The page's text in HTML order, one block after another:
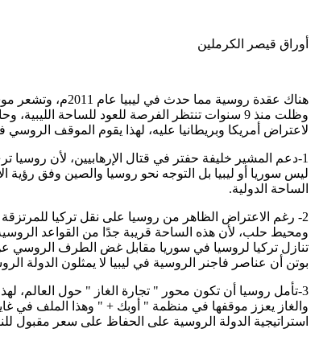
أوراق قيصر الكرملين
هناك عقدة
وظلت منذ 9 سنوات تنتظر الفرصة للعود للساحة
لاعتراض أمريكا وبريطانيا عليه، لهذا يقوم الموقف
1-دعم المشير خليفة حفتر في قتال الإرهابيين، لأن
الساحة الدولية.
2- رغم الاعتراض الظاهر من روسيا على نقل تركيا
ومحيط حلب، لأن هذه الساحة قريبة جدًا من القواعد
تنازل تركيا لروسيا في سوريا مقابل غض الطرف الروسي عن
بوتن أن عناصر فاجنر الروسية في ليبيا لا يمثلون الدولة
3-تأمل روسيا أن تكون محور " تجارة الغاز " حول العالم،
والغاز يعزز موقفها في منظمة " أوبك + " وهذا الملف في
استراتيجية الدولة الروسية على الحفاظ على سعر مقبول